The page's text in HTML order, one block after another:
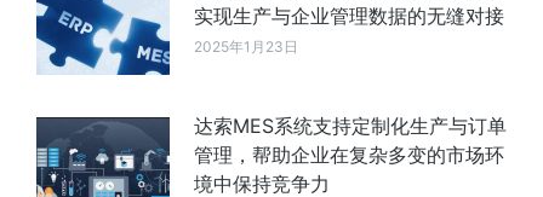
实现生产与企业管理数据的无缝对接
2025年1月23日
达索MES系统支持定制化生产与订单
管理，帮助企业在复杂多变的市场环
境中保持竞争力